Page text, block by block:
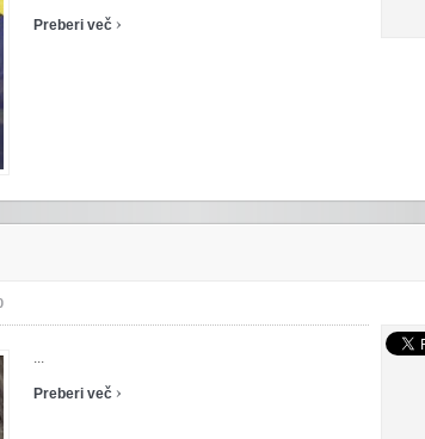
Preberi več ›
...
Preberi več ›